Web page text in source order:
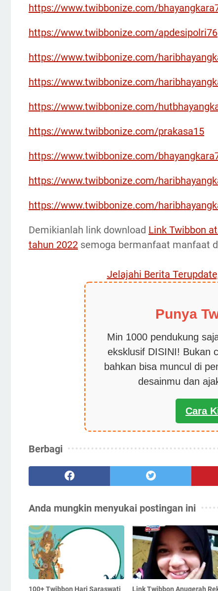
https://www.twibbonize.com/
https://www.twibbonize.com/apdesipolri76
https://www.twibbonize.com/
https://www.twibbonize.com/
https://www.twibbonize.com/
https://www.twibbonize.com/prakasa15
https://www.twibbonize.com/
https://www.twibbonize.com/
https://www.twibbonize.com/
Demikianlah link download Link Twibbon
tahun 2022 semoga bermanfaat manfaat
Jelajahi Berita
Punya
Min 1000 pendukung
eksklusif DISINI! Bukan
bahkan bisa muncul di
desainmu dan
Cara
Berbagi
Anda mungkin menyukai postingan ini
100+ Twibbon Hari Saraswati Link Twibbon Anugerah